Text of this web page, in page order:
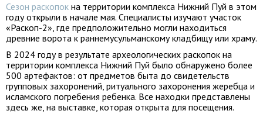
Сезон раскопок на территории комплекса Нижний Пуй в этом
году открыли в начале мая. Специалисты изучают участок
«Раскоп-2», где предположительно могли находиться
древние ворота к раннемусульманскому кладбищу или храму.
В 2024 году в результате археологических раскопок на
территории комплекса Нижний Пуй было обнаружено более
500 артефактов: от предметов быта до свидетельств
групповых захоронений, ритуального захоронения жеребца и
исламского погребения ребенка. Все находки представлены
здесь же, на выставке, которая открыта для посещения.